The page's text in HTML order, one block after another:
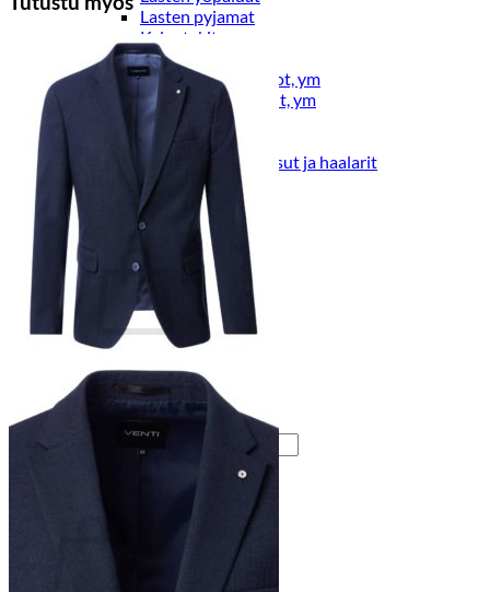
Lasten pyjamat
Kylpytakit
Lasten asusteet
Vyöt, käsineet,pipot, ym
Sukat, sukkahousut, ym
Lasten ulkoilu
Lasten takit
Ulkoilupuvut, housut ja haalarit
Kirjaudu
Ostoskori on tyhjä.
Takaisin kauppaan
Etsi:
Ostoskori